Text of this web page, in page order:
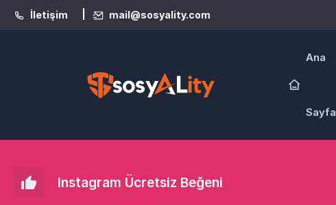
İletişim mail@sosyality.com
Ana
Sayfa
Instagram Ücretsiz Beğeni